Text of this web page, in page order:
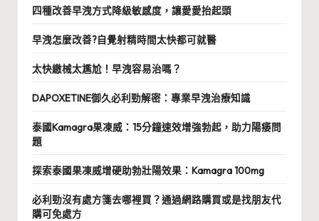
四種改善早洩方式降級敏感度，讓愛愛抬起頭
早洩怎麼改善?自覺射精時間太快都可就醫
太快繳械太尷尬！早洩容易治嗎？
DAPOXETINE御久必利勁解密：專業早洩治療知識
泰國Kamagra果凍威：15分鐘速效增強勃起，助力陽痿問
題
探索泰國果凍威增硬助勃壯陽效果：Kamagra 100mg
必利勁沒有處方箋去哪裡買？通過網路購買或是找朋友代
購可免處方